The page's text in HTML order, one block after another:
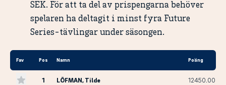
SEK. För att ta del av prispengarna behöver
spelaren ha deltagit i minst fyra Future
Series-tävlingar under säsongen.
Fav Pos Namn Poäng
1 LÖFMAN, Tilde 12450.00